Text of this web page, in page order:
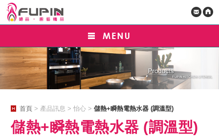
首頁 > 產品訊息 > 怡心 >儲熱+瞬熱電熱水器 (調溫型)
儲熱+瞬熱電熱水器 (調溫型)